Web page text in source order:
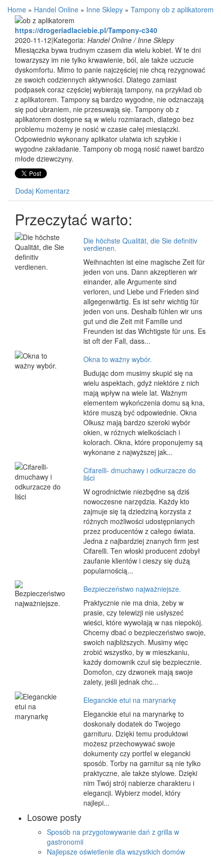
Home » Handel Online » Inne Sklepy » Tampony ob z aplikatorem
https://drogeriadlaciebie.pl/Tampony-c340
2020-11-12|Kategoria: Handel Online / Inne Sklepy
Miesiączka bywa trudnym czasem dla wielu kobiet. W te dni
towarzyszy im nie tylko krwawienie, ból, ale także uczucie
dyskomfortu. Mimo to panie najczęściej nie chcą rezygnować
ze swoich codziennych aktywności. Dlatego zamiast
podpasek coraz częściej wybierają tampony, na przykład ob
z aplikatorem. Tampony są bardzo wygodne, nie odznaczają
się pod ubraniem, nie przesuwają się. Tampony ob z
aplikatorem dostępne są w wielu rozmiarach, dlatego bez
problemu możemy je nosić w czasie całej miesiączki.
Odpowiednio wykonany aplikator ułatwia ich szybkie i
wygodne zakładanie. Tampony ob mogą nosić nawet bardzo
młode dziewczyny.
Dodaj Komentarz
Przeczytać warto:
Die höchste Qualität, die Sie definitiv
verdienen.
Weihnachten ist eine magische Zeit für
jeden von uns. Dann akzeptieren wir
einander, alle Argumente sind
verloren, und Liebe und Frieden sind
allgegenwärtig. Es ist sehr wichtig für
jeden von uns. Deshalb fühlen wir uns
gut und die Zeit mit Familie und
Freunden ist das Wichtigste für uns. Es
ist oft der Fall, dass...
Okna to ważny wybór.
Budując dom musimy skupić się na
wielu aspektach, gdyż niektóre z nich
mają wpływ na wiele lat. Ważnym
elementem wykończenia domu są kna,
które muszą być odpowiednie. Okna
Olkusz mają bardzo szeroki wybór
okien, w różnych wielkościach i
kolorach. Okna, które proponujemy są
wykonane z najwyższej jak...
Cifarelli- dmuchawy i odkurzacze do
liści
W ogrodnictwie niezbędne są dziś
nowoczesne narzędzia. Każdy kto
zajmuje się tą dziedziną korzysta z
różnych możliwości udostępnianych
przez producentów z całego świata.
Jedna z najbardziej znanych firm jest
Cifarelli. Ten włoski producent zdobył
zaufanie klientów i cieszy się dużą
popularnością...
Bezpieczeństwo najważniejsze.
Praktycznie nie ma dnia, żeby w
prasie, czy telewizji nie usłyszeć
wieści, które wywołają w nas niepokój.
Chcemy dbać o bezpieczeństwo swoje,
swoich najbliższych. Musimy więc
zrobić wszystko, by w mieszkaniu,
każdy domownik czuł się bezpiecznie.
Domofon, czy dzwonek mają swoje
zalety, jeśli jednak chc...
Eleganckie etui na marynarkę
Eleganckie etui na marynarkę to
doskonały dodatek do Twojego
garnituru. Dzięki temu produktowi
możesz przechowywać swoje
dokumenty czy portfel w elegancki
sposób. Torby na garnitur są nie tylko
praktyczne, ale także stylowe. Dzięki
nim Twój strój nabierze charakteru i
elegancji. Wybierz model, który
najlepi...
Losowe posty
Sposób na przygotowywanie dań z grilla w
gastronomii
Najlepsze oświetlenie dla wszystkich domów